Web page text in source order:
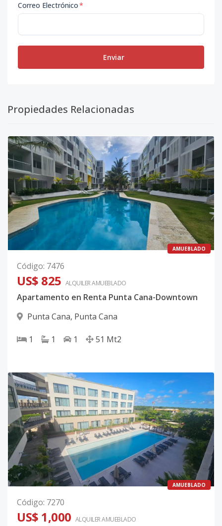
Correo Electrónico*
Enviar
Propiedades Relacionadas
AMUEBLADO
Código: 7476
US$ 825 ALQUILERAMUEBLADO
Apartamento en Renta Punta Cana-Downtown
Punta Cana, Punta Cana
1 1 1 51 Mt2
AMUEBLADO
Código: 7270
US$ 1,000 ALQUILERAMUEBLADO